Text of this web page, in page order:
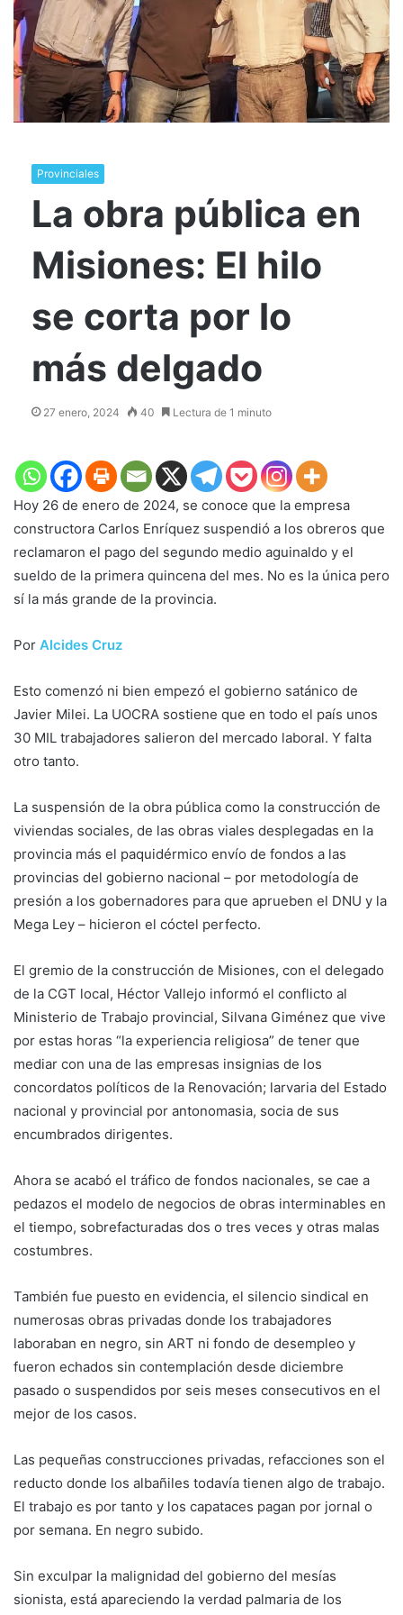
Provinciales
La obra pública en
Misiones: El hilo
se corta por lo
más delgado
27 enero, 2024 40 Lectura de 1 minuto
Hoy 26 de enero de 2024, se conoce que la empresa
constructora Carlos Enríquez suspendió a los obreros que
reclamaron el pago del segundo medio aguinaldo y el
sueldo de la primera quincena del mes. No es la única pero
sí la más grande de la provincia.
Por Alcides Cruz
Esto comenzó ni bien empezó el gobierno satánico de
Javier Milei. La UOCRA sostiene que en todo el país unos
30 MIL trabajadores salieron del mercado laboral. Y falta
otro tanto.
La suspensión de la obra pública como la construcción de
viviendas sociales, de las obras viales desplegadas en la
provincia más el paquidérmico envío de fondos a las
provincias del gobierno nacional – por metodología de
presión a los gobernadores para que aprueben el DNU y la
Mega Ley – hicieron el cóctel perfecto.
El gremio de la construcción de Misiones, con el delegado
de la CGT local, Héctor Vallejo informó el conflicto al
Ministerio de Trabajo provincial, Silvana Giménez que vive
por estas horas “la experiencia religiosa” de tener que
mediar con una de las empresas insignias de los
concordatos políticos de la Renovación; larvaria del Estado
nacional y provincial por antonomasia, socia de sus
encumbrados dirigentes.
Ahora se acabó el tráfico de fondos nacionales, se cae a
pedazos el modelo de negocios de obras interminables en
el tiempo, sobrefacturadas dos o tres veces y otras malas
costumbres.
También fue puesto en evidencia, el silencio sindical en
numerosas obras privadas donde los trabajadores
laboraban en negro, sin ART ni fondo de desempleo y
fueron echados sin contemplación desde diciembre
pasado o suspendidos por seis meses consecutivos en el
mejor de los casos.
Las pequeñas construcciones privadas, refacciones son el
reducto donde los albañiles todavía tienen algo de trabajo.
El trabajo es por tanto y los capataces pagan por jornal o
por semana. En negro subido.
Sin exculpar la malignidad del gobierno del mesías
sionista, está apareciendo la verdad palmaria de los